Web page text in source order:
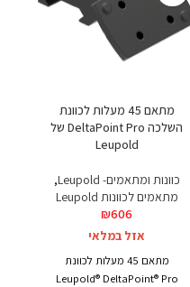
מתאם 45 מעלות לכוונת
השלכה DeltaPoint Pro של
Leupold
כוונות ומתאמים- Leupold
,
מתאמים לכוונות Leupold
₪606
אזל במלאי
מתאם 45 מעלות לכוונת
Leupold® DeltaPoint® Pro